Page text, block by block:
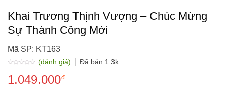
Khai Trương Thịnh Vượng – Chúc Mừng
Sự Thành Công Mới
Mã SP: KT163
xếp
hạng
(đánh giá) Đã bán 1.3k
1.049.000₫